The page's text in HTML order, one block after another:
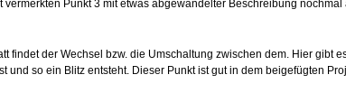
Punkt 3 mit etwas abgewandelter Beschreibung nochmal
findet der Wechsel bzw. die Umschaltung zwischen dem. Hier gibt
so ein Blitz entsteht. Dieser Punkt ist gut in dem beigefügten